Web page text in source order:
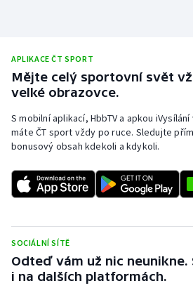
Rychlobruslení
Short track
Sportovní střelba
Triatlon
Veslování
APLIKACE ČT SPORT
Mějte celý sportovní svět
velké obrazovce.
S mobilní aplikací, HbbTV a apkou
máte ČT sport vždy po ruce. Sledujte
bonusový obsah kdekoli a kdykoli.
SOCIÁLNÍ SÍTĚ
Odteď vám už nic neunikne.
i na dalších platformách.